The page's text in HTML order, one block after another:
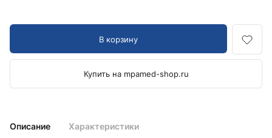
Описание Характеристики
В корзину
Купить на mpamed-shop.ru